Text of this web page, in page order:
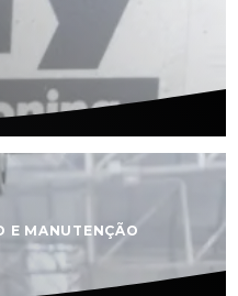
E MANUTENÇÃO